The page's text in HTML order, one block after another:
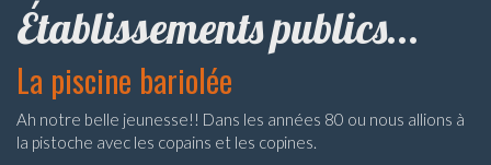
Établissements publics...
La piscine bariolée
Ah notre belle jeunesse!! Dans les années 80 ou nous allions à
la pistoche avec les copains et les copines.